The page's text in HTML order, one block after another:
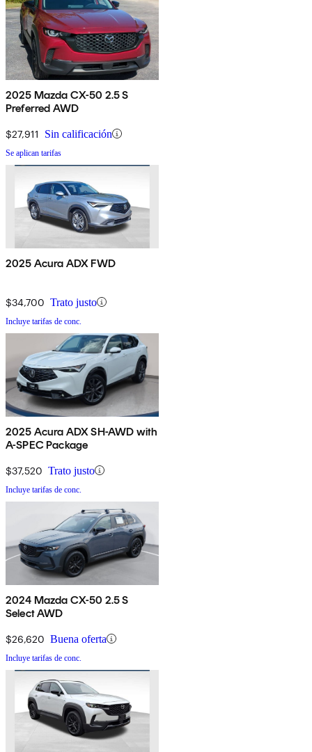
2025 Mazda CX-50 2.5 S
Preferred AWD
$27,911 Sin calificación
Se aplican tarifas
2025 Acura ADX FWD
$34,700 Trato justo
Incluye tarifas de conc.
2025 Acura ADX SH-AWD with
A-SPEC Package
$37,520 Trato justo
Incluye tarifas de conc.
2024 Mazda CX-50 2.5 S
Select AWD
$26,620 Buena oferta
Incluye tarifas de conc.